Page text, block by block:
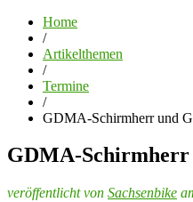
Home
/
Artikelthemen
/
Termine
/
GDMA-Schirmherr und
GDMA-Schirmherr
veröffentlicht von Sachsenbike